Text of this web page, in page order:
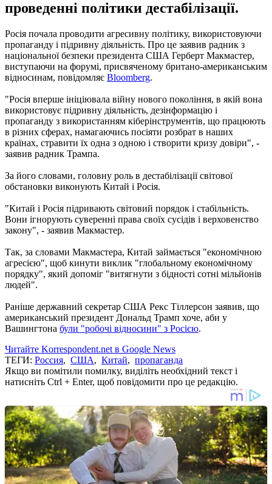
проведенні політики дестабілізації.
Росія почала проводити агресивну політику, використовуючи
пропаганду і підривну діяльність. Про це заявив радник з
національної безпеки президента США Герберт Макмастер,
виступаючи на форумі, присвяченому британо-американським
відносинам, повідомляє Bloomberg.
"Росія вперше ініціювала війну нового покоління, в якій вона
використовує підривну діяльність, дезінформацію і
пропаганду з використанням кіберінструментів, що працюють
в різних сферах, намагаючись посіяти розбрат в наших
країнах, стравити їх одна з одною і створити кризу довіри", -
заявив радник Трампа.
За його словами, головну роль в дестабілізації світової
обстановки виконують Китай і Росія.
"Китай і Росія підривають світовий порядок і стабільність.
Вони ігнорують суверенні права своїх сусідів і верховенство
закону", - заявив Макмастер.
Так, за словами Макмастера, Китай займається "економічною
агресією", щоб кинути виклик "глобальному економічному
порядку", який допоміг "витягнути з бідності сотні мільйонів
людей".
Раніше державний секретар США Рекс Тіллерсон заявив, що
американський президент Дональд Трамп хоче, аби у
Вашингтона були "робочі відносини" з Росією.
Читайте Korrespondent.net в Google News
ТЕГИ: Россия, США, Китай, пропаганда
Якщо ви помітили помилку, виділіть необхідний текст і
натисніть Ctrl + Enter, щоб повідомити про це редакцію.